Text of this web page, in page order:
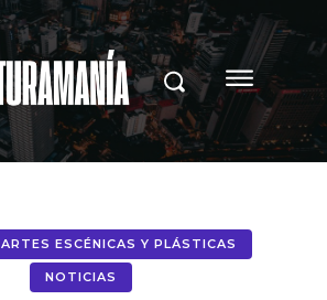
ARTES ESCÉNICAS Y PLÁSTICAS
NOTICIAS